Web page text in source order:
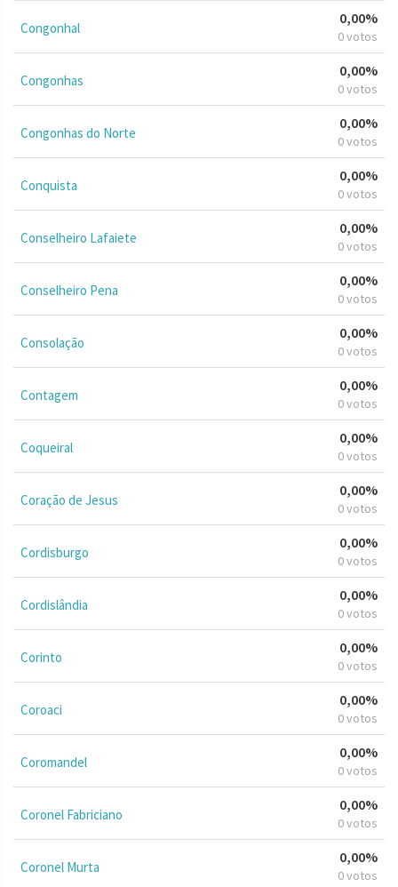
Congonhal
0,00%
0 votos
Congonhas
0,00%
0 votos
Congonhas do Norte
0,00%
0 votos
Conquista
0,00%
0 votos
Conselheiro Lafaiete
0,00%
0 votos
Conselheiro Pena
0,00%
0 votos
Consolação
0,00%
0 votos
Contagem
0,00%
0 votos
Coqueiral
0,00%
0 votos
Coração de Jesus
0,00%
0 votos
Cordisburgo
0,00%
0 votos
Cordislândia
0,00%
0 votos
Corinto
0,00%
0 votos
Coroaci
0,00%
0 votos
Coromandel
0,00%
0 votos
Coronel Fabriciano
0,00%
0 votos
Coronel Murta
0,00%
0 votos